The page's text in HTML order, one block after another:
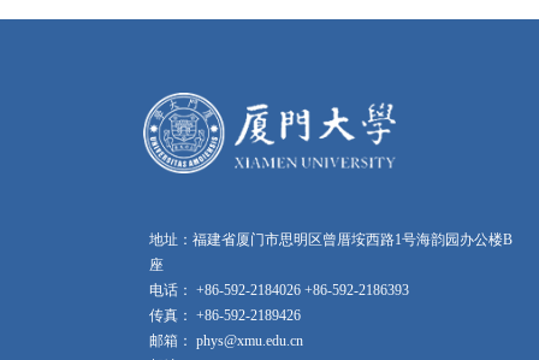
地址：福建省厦门市思明区曾厝垵西路1号海韵园办公楼B
座
电话： +86-592-2184026 +86-592-2186393
传真： +86-592-2189426
邮箱： phys@xmu.edu.cn